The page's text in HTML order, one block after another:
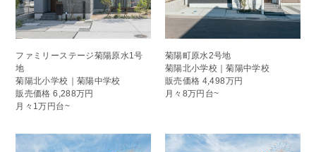
ファミリーステージ菊陽原水1号
地
菊陽北小学校｜菊陽中学校
販売価格6,288万円
月々1万円台~
菊陽町原水2号地
菊陽北小学校｜菊陽中学校
販売価格 4,498万円
月々8万円台~